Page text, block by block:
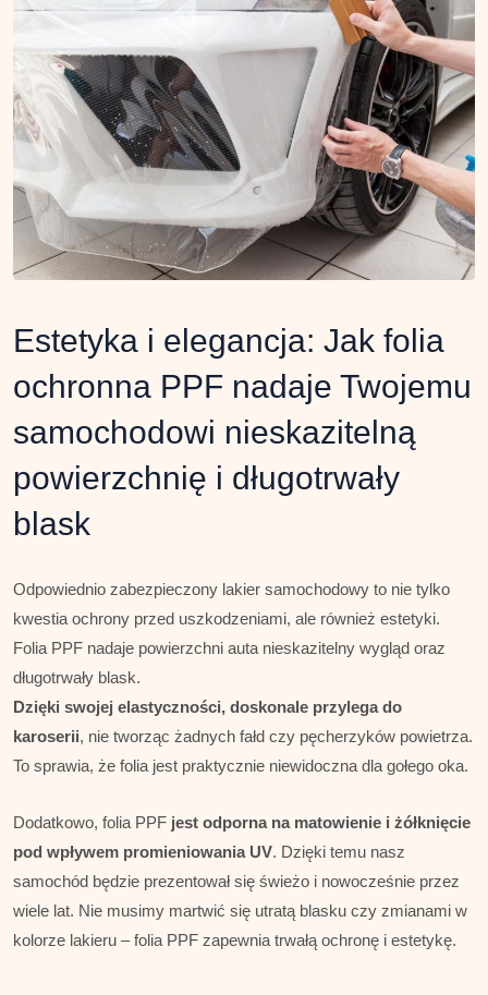
Estetyka i elegancja: Jak folia
ochronna PPF nadaje Twojemu
samochodowi nieskazitelną
powierzchnię i długotrwały
blask
Odpowiednio zabezpieczony lakier samochodowy to nie tylko
kwestia ochrony przed uszkodzeniami, ale również estetyki.
Folia PPF nadaje powierzchni auta nieskazitelny wygląd oraz
długotrwały blask.
Dzięki swojej elastyczności, doskonale przylega do
karoserii, nie tworząc żadnych fałd czy pęcherzyków powietrza.
To sprawia, że folia jest praktycznie niewidoczna dla gołego oka.
Dodatkowo, folia PPF jest odporna na matowienie i żółknięcie
pod wpływem promieniowania UV. Dzięki temu nasz
samochód będzie prezentował się świeżo i nowocześnie przez
wiele lat. Nie musimy martwić się utratą blasku czy zmianami w
kolorze lakieru – folia PPF zapewnia trwałą ochronę i estetykę.